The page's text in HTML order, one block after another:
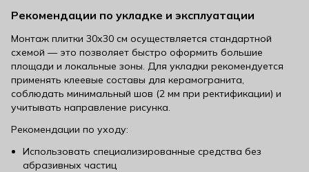
Рекомендации по укладке и эксплуатации
Монтаж плитки 30х30 см осуществляется стандартной
схемой — это позволяет быстро оформить большие
площади и локальные зоны. Для укладки рекомендуется
применять клеевые составы для керамогранита,
соблюдать минимальный шов (2 мм при ректификации) и
учитывать направление рисунка.
Рекомендации по уходу:
Использовать специализированные средства без
абразивных частиц